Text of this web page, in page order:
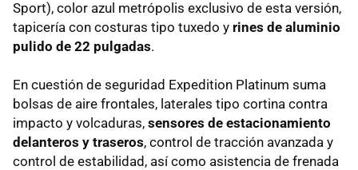
Sport), color azul metrópolis exclusivo de esta versión,
tapicería con costuras tipo tuxedo y rines de aluminio
pulido de 22 pulgadas.
En cuestión de seguridad Expedition Platinum suma
bolsas de aire frontales, laterales tipo cortina contra
impacto y volcaduras, sensores de estacionamiento
delanteros y traseros, control de tracción avanzada y
control de estabilidad, así como asistencia de frenada